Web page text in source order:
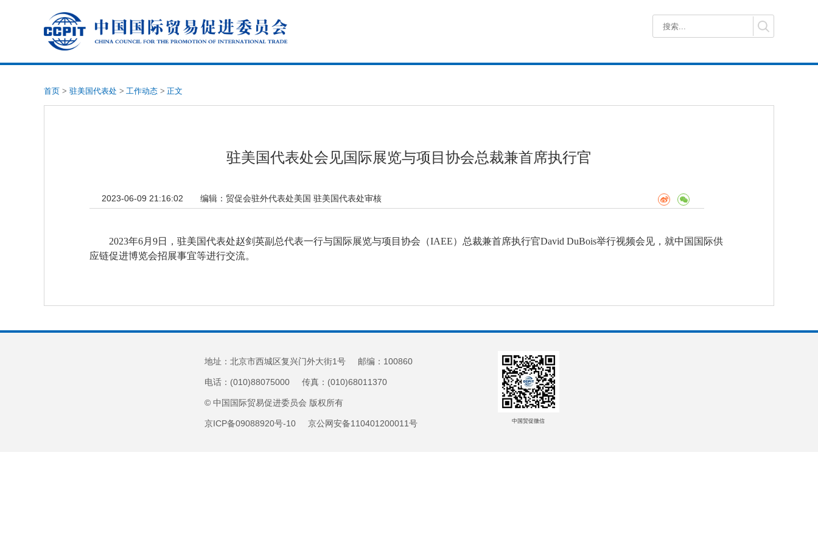
首页 > 驻美国代表处 > 工作动态 > 正文
驻美国代表处会见国际展览与项目协会总裁兼首席执行官
2023-06-09 21:16:02 编辑： 贸促会驻外代表处美国 驻美国代表处审核
2023年6月9日，驻美国代表处赵剑英副总代表一行与国际展览与项目协会（IAEE）总裁兼首席执行官David DuBois举行视频会见，就中国国际供
应链促进博览会招展事宜等进行交流。
地址：北京市西城区复兴门外大街1号 邮编：100860
电话：(010)88075000 传真：(010)68011370
© 中国国际贸易促进委员会 版权所有
京ICP备09088920号-10 京公网安备110401200011号 中国贸促微信